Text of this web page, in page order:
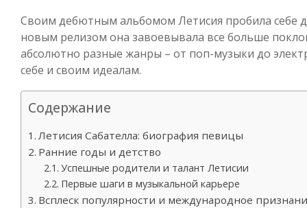
Своим дебютным альбомом Летисия пробила себе
новым релизом она завоевывала все больше
абсолютно разные жанры – от поп-музыки до
себе и своим идеалам.
Содержание
Летисия Сабателла: биография певицы
Ранние годы и детство
Успешные родители и талант Летисии
Первые шаги в музыкальной карьере
Всплеск популярности и международное